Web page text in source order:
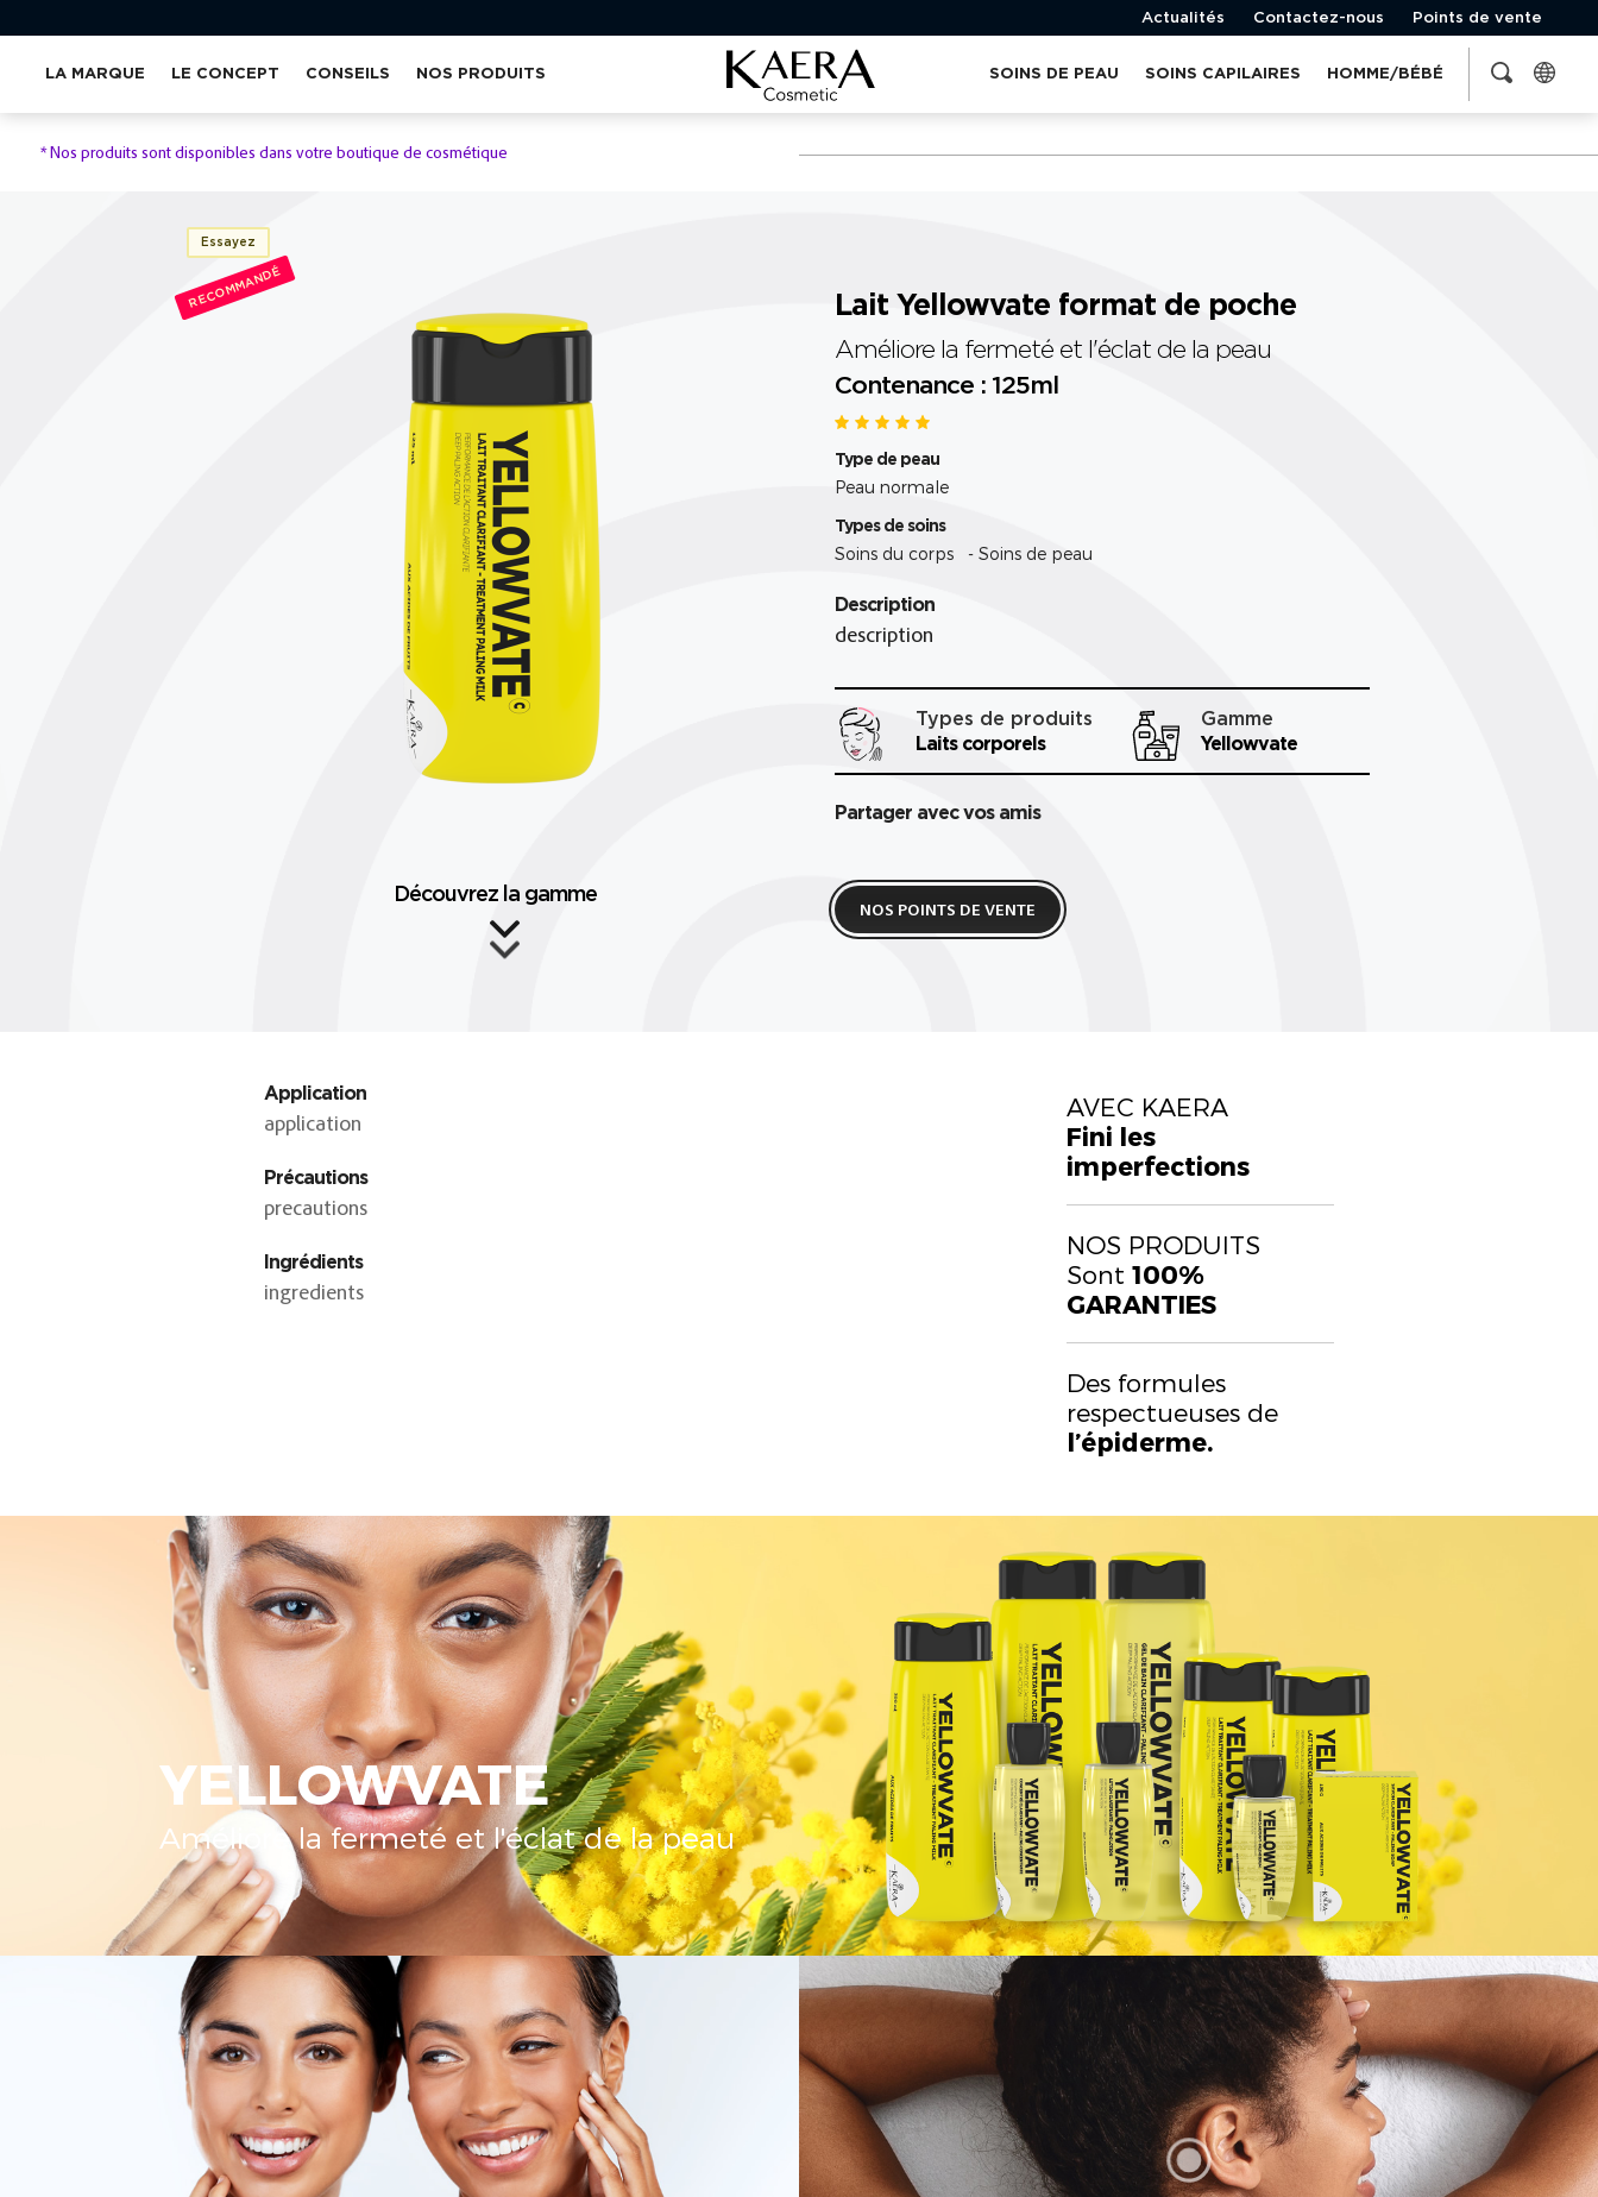
Actualités Contactez-nous Points de vente
LA MARQUE LE CONCEPT CONSEILS NOS PRODUITS SOINS DE PEAU SOINS CAPILAIRES HOMME/BÉBÉ
*Nos produits sont disponibles dans votre boutique de cosmétique
Essayez
RECOMMANDÉ
Découvrez la gamme
Lait Yellowvate format de poche
Améliore la fermeté et l'éclat de la peau
Contenance : 125ml
Type de peau
Peau normale
Types de soins
Soins du corps - Soins de peau
Description
description
Types de produits
Laits corporels
Gamme
Yellowvate
Partager avec vos amis
NOS POINTS DE VENTE
Application
application
Précautions
precautions
Ingrédients
ingredients
AVEC KAERA
Fini les
imperfections
NOS PRODUITS
Sont 100%
GARANTIES
Des formules
respectueuses de
l’épiderme.
YELLOWVATE
Améliore la fermeté et l'éclat de la peau